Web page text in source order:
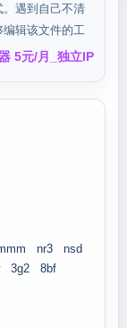
遇到自己不清
辑该文件的工
5元/月_独立IP
nr3
nsd
3g2 8bf